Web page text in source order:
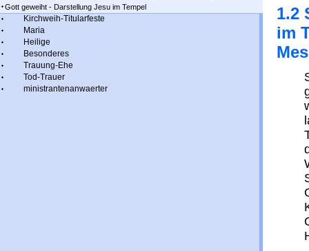
Gott geweiht - Darstellung Jesu im Tempel
Kirchweih-Titularfeste
Maria
Heilige
Besonderes
Trauung-Ehe
Tod-Trauer
ministrantenanwaerter
1.2
im